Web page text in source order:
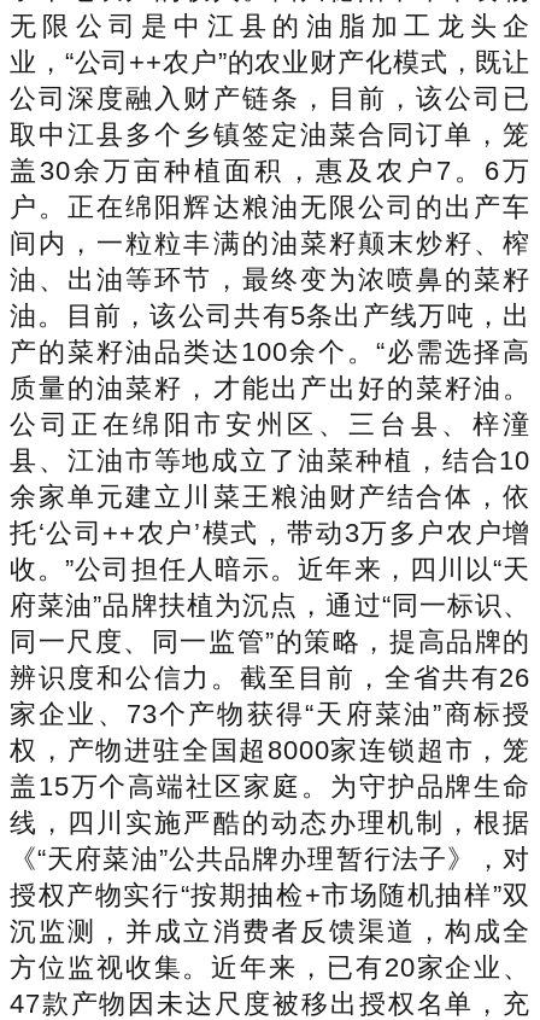
无限公司是中江县的油脂加工龙头企
业，“公司++农户”的农业财产化模式，既让
公司深度融入财产链条，目前，该公司已
取中江县多个乡镇签定油菜合同订单，笼
盖30余万亩种植面积，惠及农户7。6万
户。正在绵阳辉达粮油无限公司的出产车
间内，一粒粒丰满的油菜籽颠末炒籽、榨
油、出油等环节，最终变为浓喷鼻的菜籽
油。目前，该公司共有5条出产线万吨，出
产的菜籽油品类达100余个。“必需选择高
质量的油菜籽，才能出产出好的菜籽油。
公司正在绵阳市安州区、三台县、梓潼
县、江油市等地成立了油菜种植，结合10
余家单元建立川菜王粮油财产结合体，依
托‘公司++农户’模式，带动3万多户农户增
收。”公司担任人暗示。近年来，四川以“天
府菜油”品牌扶植为沉点，通过“同一标识、
同一尺度、同一监管”的策略，提高品牌的
辨识度和公信力。截至目前，全省共有26
家企业、73个产物获得“天府菜油”商标授
权，产物进驻全国超8000家连锁超市，笼
盖15万个高端社区家庭。为守护品牌生命
线，四川实施严酷的动态办理机制，根据
《“天府菜油”公共品牌办理暂行法子》，对
授权产物实行“按期抽检+市场随机抽样”双
沉监测，并成立消费者反馈渠道，构成全
方位监视收集。近年来，已有20家企业、
47款产物因未达尺度被移出授权名单，充